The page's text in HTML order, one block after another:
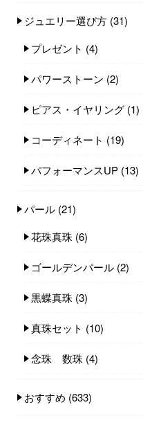
ジュエリー選び方 (31)
プレゼント (4)
パワーストーン (2)
ピアス・イヤリング (1)
コーディネート (19)
パフォーマンスUP (13)
パール (21)
花珠真珠 (6)
ゴールデンパール (2)
黒蝶真珠 (3)
真珠セット (10)
念珠 数珠 (4)
おすすめ (633)